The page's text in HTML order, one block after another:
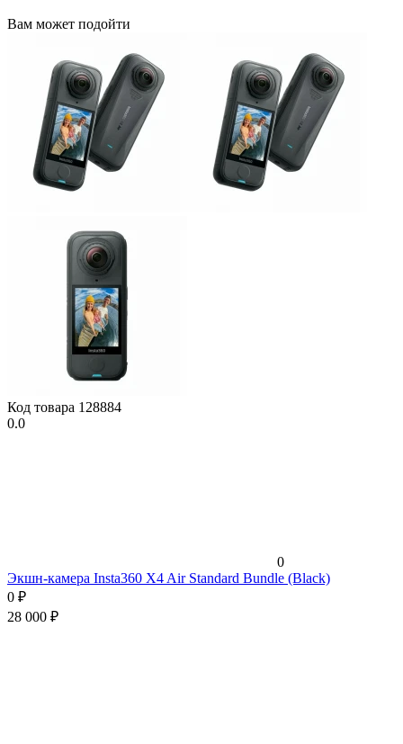
Вам может подойти
Код товара 128884
0.0
0
Экшн-камера Insta360 X4 Air Standard Bundle (Black)
0 ₽
28 000 ₽